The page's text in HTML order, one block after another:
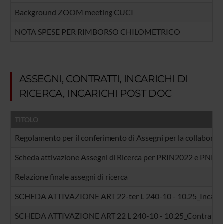
Background ZOOM meeting CUCI
NOTA SPESE PER RIMBORSO CHILOMETRICO
ASSEGNI, CONTRATTI, INCARICHI DI
RICERCA, INCARICHI POST DOC
TITOLO
Regolamento per il conferimento di Assegni per la
Scheda attivazione Assegni di Ricerca per PRIN2022 e PNRR
Relazione finale assegni di ricerca
SCHEDA ATTIVAZIONE ART 22-ter L 240-10 -
SCHEDA ATTIVAZIONE ART 22 L 240-10 - 10.25_Contratti